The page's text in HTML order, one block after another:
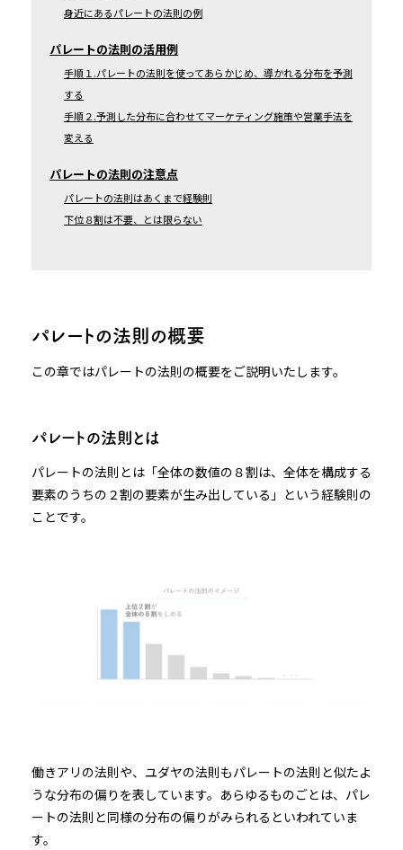
身近にあるパレートの法則の例
パレートの法則の活用例
手順１.パレートの法則を使ってあらかじめ、導かれる分布を予測
する
手順２.予測した分布に合わせてマーケティング施策や営業手法を
変える
パレートの法則の注意点
パレートの法則はあくまで経験則
下位８割は不要、とは限らない
パレートの法則の概要
この章ではパレートの法則の概要をご説明いたします。
パレートの法則とは
パレートの法則とは「全体の数値の８割は、全体を構成する
要素のうちの２割の要素が生み出している」という経験則の
ことです。
働きアリの法則や、ユダヤの法則もパレートの法則と似たよ
うな分布の偏りを表しています。あらゆるものごとは、パレ
ートの法則と同様の分布の偏りがみられるといわれていま
す。